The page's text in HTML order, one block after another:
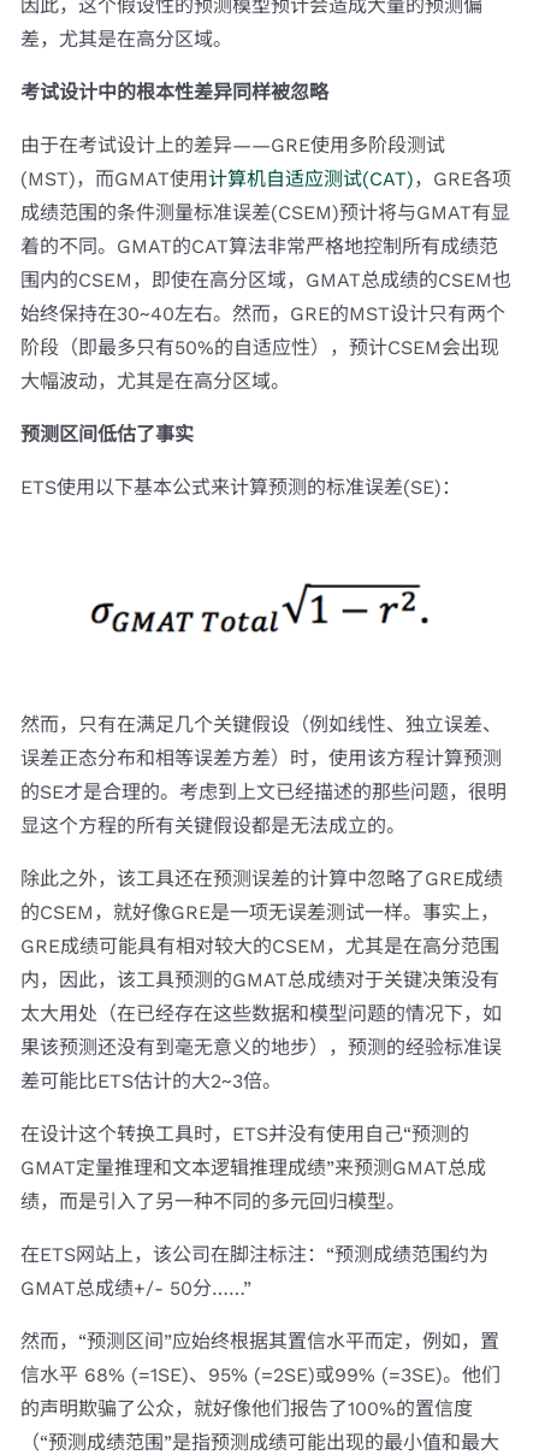
因此，这个假设性的预测模型预计会造成大量的预测偏
差，尤其是在高分区域。
考试设计中的根本性差异同样被忽略
由于在考试设计上的差异——GRE使用多阶段测试
(MST)，而GMAT使用计算机自适应测试(CAT)，GRE各项
成绩范围的条件测量标准误差(CSEM)预计将与GMAT有显
着的不同。GMAT的CAT算法非常严格地控制所有成绩范
围内的CSEM，即使在高分区域，GMAT总成绩的CSEM也
始终保持在30~40左右。然而，GRE的MST设计只有两个
阶段（即最多只有50%的自适应性），预计CSEM会出现
大幅波动，尤其是在高分区域。
预测区间低估了事实
ETS使用以下基本公式来计算预测的标准误差(SE)：
然而，只有在满足几个关键假设（例如线性、独立误差、
误差正态分布和相等误差方差）时，使用该方程计算预测
的SE才是合理的。考虑到上文已经描述的那些问题，很明
显这个方程的所有关键假设都是无法成立的。
除此之外，该工具还在预测误差的计算中忽略了GRE成绩
的CSEM，就好像GRE是一项无误差测试一样。事实上，
GRE成绩可能具有相对较大的CSEM，尤其是在高分范围
内，因此，该工具预测的GMAT总成绩对于关键决策没有
太大用处（在已经存在这些数据和模型问题的情况下，如
果该预测还没有到毫无意义的地步），预测的经验标准误
差可能比ETS估计的大2~3倍。
在设计这个转换工具时，ETS并没有使用自己“预测的
GMAT定量推理和文本逻辑推理成绩”来预测GMAT总成
绩，而是引入了另一种不同的多元回归模型。
在ETS网站上，该公司在脚注标注：“预测成绩范围约为
GMAT总成绩+/- 50分……”
然而，“预测区间”应始终根据其置信水平而定，例如，置
信水平 68% (=1SE)、95% (=2SE)或99% (=3SE)。他们
的声明欺骗了公众，就好像他们报告了100%的置信度
（“预测成绩范围”是指预测成绩可能出现的最小值和最大